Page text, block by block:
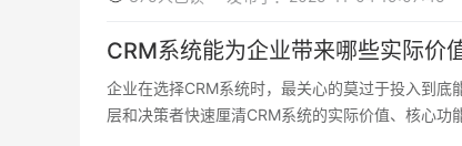
CRM系统能为企业带来哪些实际价
企业在选择CRM系统时，最关心的莫过于投入到
层和决策者快速厘清CRM系统的实际价值、核心功